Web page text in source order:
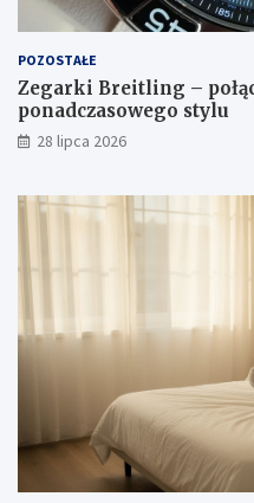
POZOSTAŁE
Zegarki Breitling –
ponadczasowego stylu
28 lipca 2026